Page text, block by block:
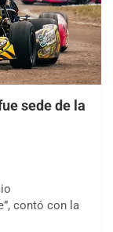
sede de la
contó con la